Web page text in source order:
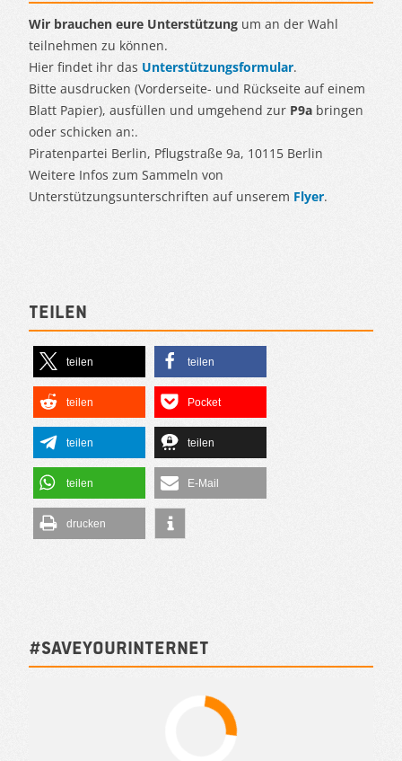
Wir brauchen eure Unterstützung um an der Wahl
teilnehmen zu können.
Hier findet ihr das Unterstützungsformular.
Bitte ausdrucken (Vorderseite- und Rückseite auf einem
Blatt Papier), ausfüllen und umgehend zur P9a bringen
oder schicken an:.
Piratenpartei Berlin, Pflugstraße 9a, 10115 Berlin
Weitere Infos zum Sammeln von
Unterstützungsunterschriften auf unserem Flyer.
Teilen
teilen teilen
teilen Pocket
teilen teilen
teilen E-Mail
drucken
#SAVEYOURINTERNET